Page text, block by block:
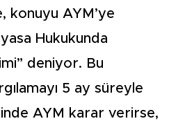
konuyu AYM’ye
Hukukunda
deniyor. Bu
5 ay süreyle
AYM karar verirse,